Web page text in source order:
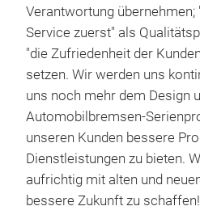
Verantwortung übernehmen;
Service zuerst" als
"die Zufriedenheit der
setzen. Wir werden uns
uns noch mehr dem Design
Automobilbremsen-
unseren Kunden bessere
Dienstleistungen zu bieten.
aufrichtig mit alten und
bessere Zukunft zu